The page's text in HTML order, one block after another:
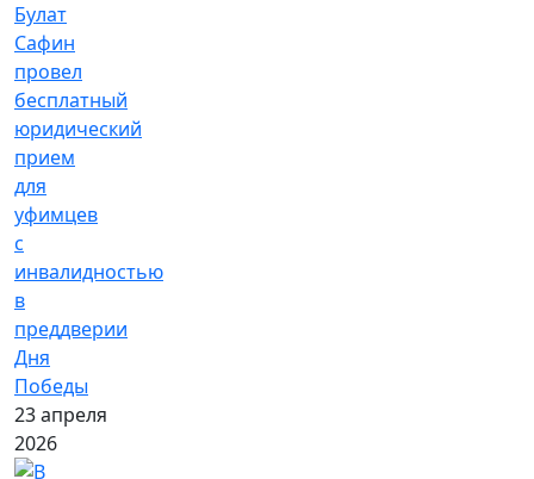
Булат
Сафин
провел
бесплатный
юридический
прием
для
уфимцев
с
инвалидностью
в
преддверии
Дня
Победы
23 апреля
2026